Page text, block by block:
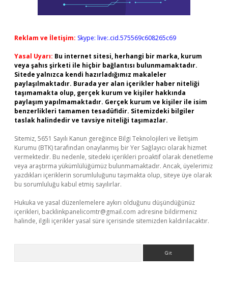
Reklam ve İletişim: Skype: live:.cid.575569c608265c69
Yasal Uyarı: Bu internet sitesi, herhangi bir marka, kurum
veya şahıs şirketi ile hiçbir bağlantısı bulunmamaktadır.
Sitede yalnızca kendi hazırladığımız makaleler
paylaşılmaktadır. Burada yer alan içerikler haber niteliği
taşımamakta olup, gerçek kurum ve kişiler hakkında
paylaşım yapılmamaktadır. Gerçek kurum ve kişiler ile isim
benzerlikleri tamamen tesadüfidir. Sitemizdeki bilgiler
taslak halindedir ve tavsiye niteliği taşımazlar.
Sitemiz, 5651 Sayılı Kanun gereğince Bilgi Teknolojileri ve İletişim
Kurumu (BTK) tarafından onaylanmış bir Yer Sağlayıcı olarak hizmet
vermektedir. Bu nedenle, sitedeki içerikleri proaktif olarak denetleme
veya araştırma yükümlülüğümüz bulunmamaktadır. Ancak, üyelerimiz
yazdıkları içeriklerin sorumluluğunu taşımakta olup, siteye üye olarak
bu sorumluluğu kabul etmiş sayılırlar.
Hukuka ve yasal düzenlemelere aykırı olduğunu düşündüğünüz
içerikleri, backlinkpanelicomtr@gmail.com adresine bildirmeniz
halinde, ilgili içerikler yasal süre içerisinde sitemizden kaldırılacaktır.